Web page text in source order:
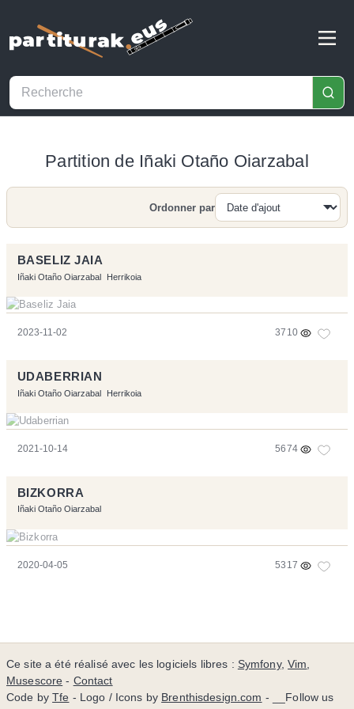
Partition de Iñaki Otaño Oiarzabal
Recherche
Ordonner par
BASELIZ JAIA
Iñaki Otaño Oiarzabal Herrikoia
2023-11-02 3710
UDABERRIAN
Iñaki Otaño Oiarzabal Herrikoia
2021-10-14 5674
BIZKORRA
Iñaki Otaño Oiarzabal
2020-04-05 5317
Ce site a été réalisé avec les logiciels libres : Symfony,Vim,
Musescore - Contact
Code byTfe - Logo / Icons by Brenthisdesign.com - __Follow us